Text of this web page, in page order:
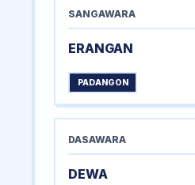
SANGAWARA
ERANGAN
PADANGON
DASAWARA
DEWA